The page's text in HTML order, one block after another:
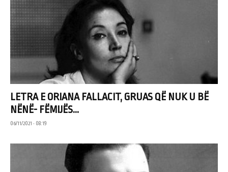
LETRA E ORIANA FALLACIT, GRUAS QË NUK U BË
NËNË- FËMIJËS...
06/11/2021 • 08:19